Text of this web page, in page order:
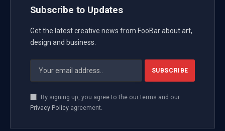
Những tháng đầu năm 2025, hàng loạt thương hiệu
hàng trên các sàn thương mại điện tử (TMĐT) do
hàng Trung Quốc, chưa kể chính sách mới về phí sàn
buộc người bán phải tăng giá bán sản phẩm để bù
Trước đó, trong năm 2024, theo dữ liệu từ nền tảng